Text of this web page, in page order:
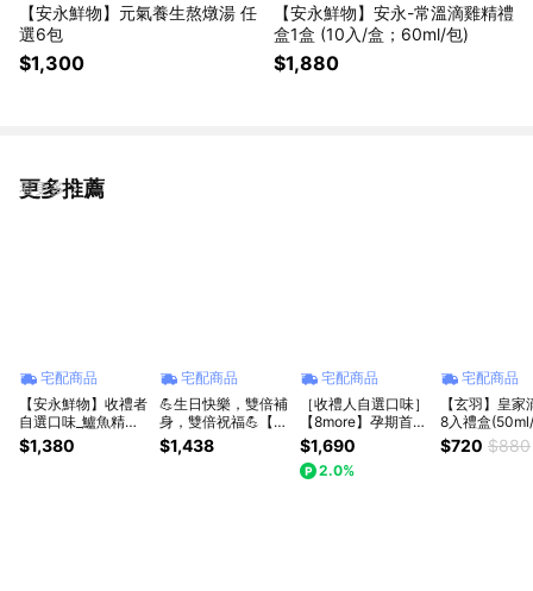
【安永鮮物】元氣養生熬燉湯 任
選6包
$1,300
【安永鮮物】安永-常溫滴雞精禮
盒1盒 (10入/盒；60ml/包)
$1,880
更多推薦
看更多
宅配商品
【安永鮮物】收禮者
自選口味_鱸魚精禮
盒任選1盒 (原味6入/
靈芝5入)
$1,380
宅配商品
💪生日快樂，雙倍補
身，雙倍祝福💪【玄
羽】皇家滴雞精8入
禮盒2盒(50ml/入，
$1,438
宅配商品
［收禮人自選口味］
【8more】孕期首選
| 孕婦推薦白木耳飲
4入組贈保冷袋(原
味/紅棗/芝麻/鮮奶
$1,690
2.0%
宅配商品
【玄羽】皇家
8入禮盒
長輩送禮｜活
｜日常保養
$720 $880